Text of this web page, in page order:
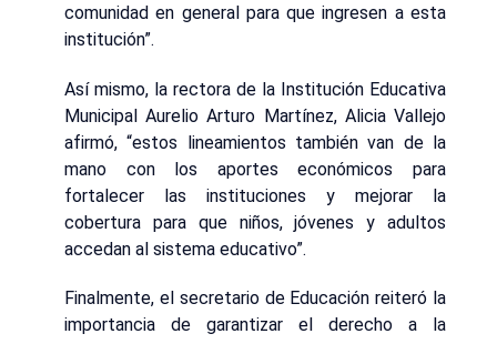
comunidad en general para que ingresen a esta
institución”.
Así mismo, la rectora de la Institución Educativa
Municipal Aurelio Arturo Martínez, Alicia Vallejo
afirmó, “estos lineamientos también van de la
mano con los aportes económicos para
fortalecer las instituciones y mejorar la
cobertura para que niños, jóvenes y adultos
accedan al sistema educativo”.
Finalmente, el secretario de Educación reiteró la
importancia de garantizar el derecho a la